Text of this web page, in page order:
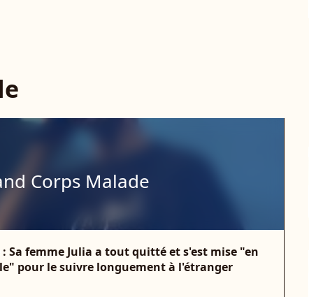
Corps Malade
Sa femme Julia a tout quitté et s'est mise "en
pour le suivre longuement à l'étranger